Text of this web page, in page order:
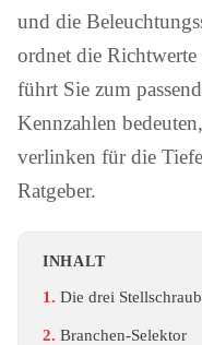
und die
ordnet die
führt Sie zum
Kennzahlen
verlinken für die
Ratgeber.
INHALT
Die drei
Branchen-Selektor